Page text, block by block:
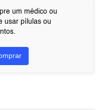
um médico ou
usar pílulas ou